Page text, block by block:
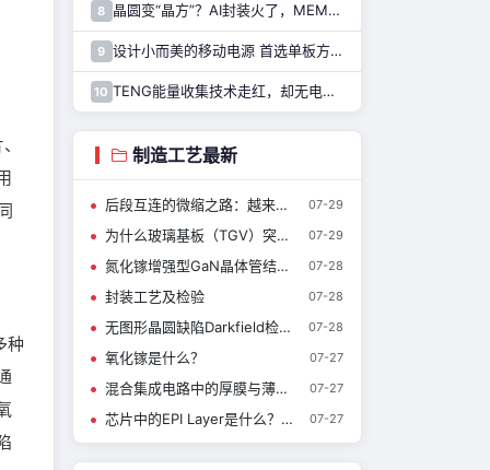
种
8 晶圆变“晶方”？AI封装火了，MEMS也能用吗？
9 设计小而美的移动电源 首选单板方案！
10 TENG能量收集技术走红，却无电源芯片可用……解决难题，只需一招！
制造工艺最新
后段互连的微缩之路：越来越细的铜线与越来越低的电容 07-29
为什么玻璃基板（TGV）突然被重视？ 07-29
氮化镓增强型GaN晶体管结构简介 07-28
封装工艺及检验 07-28
无图形晶圆缺陷Darkfield检测技术介绍 07-28
氧化镓是什么？ 07-27
混合集成电路中的厚膜与薄膜工艺 07-27
芯片中的EPI Layer是什么？有什么作用？ 07-27